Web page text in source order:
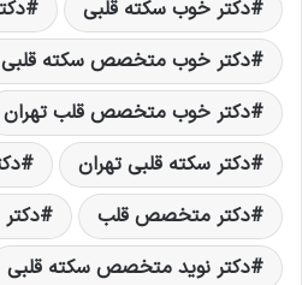
دکتر خوب سکته قلبی
دکتر خوب متخصص سکته قلبی
دکتر خوب متخصص قلب تهران
دکتر سکته قلبی تهران
دکتر متخصص قلب
دکتر نوید متخصص سکته قلبی